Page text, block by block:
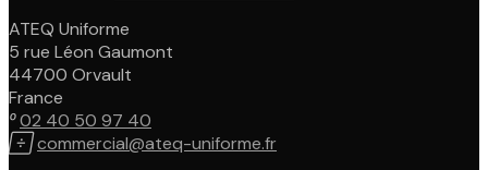
ATEQ Uniforme
5 rue Léon Gaumont
44700 Orvault
France
02 40 50 97 40
commercial@ateq-uniforme.fr